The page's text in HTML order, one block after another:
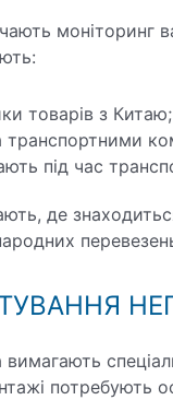
моніторинг
товарів з Китаю;
під час
де
потребують